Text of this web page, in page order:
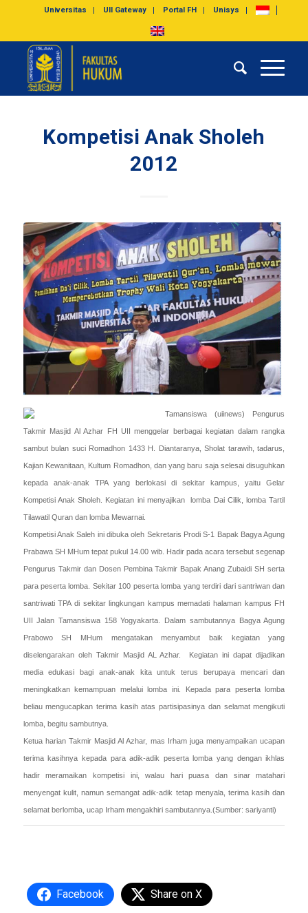
Universitas UII Gateway Portal FH Unisys
Kompetisi Anak Sholeh
2012
Tamansiswa (uiinews) Pengurus
Takmir Masjid Al Azhar FH UII menggelar berbagai kegiatan dalam rangka
sambut bulan suci Romadhon 1433 H. Diantaranya, Sholat tarawih, tadarus,
Kajian Kewanitaan, Kultum Romadhon, dan yang baru saja selesai disuguhkan
kepada anak-anak TPA yang berlokasi di sekitar kampus, yaitu Gelar
Kompetisi Anak Sholeh. Kegiatan ini menyajikan lomba Dai Cilik, lomba Tartil
Tilawatil Quran dan lomba Mewarnai.
Kompetisi Anak Saleh ini dibuka oleh Sekretaris Prodi S-1 Bapak Bagya Agung
Prabawa SH MHum tepat pukul 14.00 wib. Hadir pada acara tersebut segenap
Pengurus Takmir dan Dosen Pembina Takmir Bapak Anang Zubaidi SH serta
para peserta lomba. Sekitar 100 peserta lomba yang terdiri dari santriwan dan
santriwati TPA di sekitar lingkungan kampus memadati halaman kampus FH
UII Jalan Tamansiswa 158 Yogyakarta. Dalam sambutannya Bagya Agung
Prabowo SH MHum mengatakan menyambut baik kegiatan yang
diselengarakan oleh Takmir Masjid AL Azhar. Kegiatan ini dapat dijadikan
media edukasi bagi anak-anak kita untuk terus berupaya mencari dan
meningkatkan kemampuan melalui lomba ini. Kepada para peserta lomba
beliau mengucapkan terima kasih atas partisipasinya dan selamat mengikuti
lomba, begitu sambutnya.
Ketua harian Takmir Masjid Al Azhar, mas Irham juga menyampaikan ucapan
terima kasihnya kepada para adik-adik peserta lomba yang dengan ikhlas
hadir meramaikan kompetisi ini, walau hari puasa dan sinar matahari
menyengat kulit, namun semangat adik-adik tetap menyala, terima kasih dan
selamat berlomba, ucap Irham mengakhiri sambutannya.(Sumber: sariyanti)
Facebook Share on X